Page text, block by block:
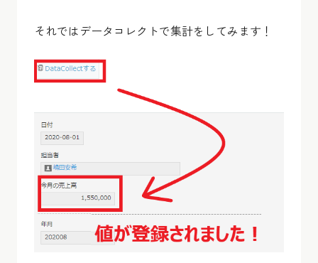
それではデータコレクトで集計をしてみます！